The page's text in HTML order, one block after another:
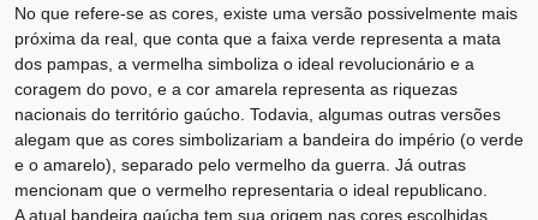
No que refere-se as cores, existe uma versão possivelmente mais
próxima da real, que conta que a faixa verde representa a mata
dos pampas, a vermelha simboliza o ideal revolucionário e a
coragem do povo, e a cor amarela representa as riquezas
nacionais do território gaúcho. Todavia, algumas outras versões
alegam que as cores simbolizariam a bandeira do império (o verde
e o amarelo), separado pelo vermelho da guerra. Já outras
mencionam que o vermelho representaria o ideal republicano.
A atual bandeira gaúcha tem sua origem nas cores escolhidas